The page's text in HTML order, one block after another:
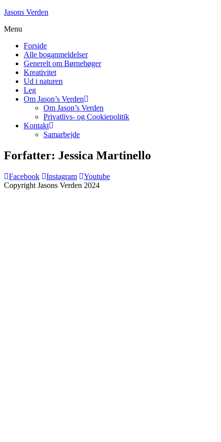
Skip
content
Jasons Verden
Menu
Forside
Alle boganmeldelser
Generelt om Børnebøger
Kreativitet
Ud i naturen
Leg
Om Jason’s Verden
Om Jason’s Verden
Privatlivs- og Cookiepolitik
Kontakt
Samarbejde
Forfatter: Jessica Martinello
Facebook Instagram
Youtube
Copyright Jasons Verden 2024